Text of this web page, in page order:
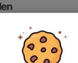
Fight Center